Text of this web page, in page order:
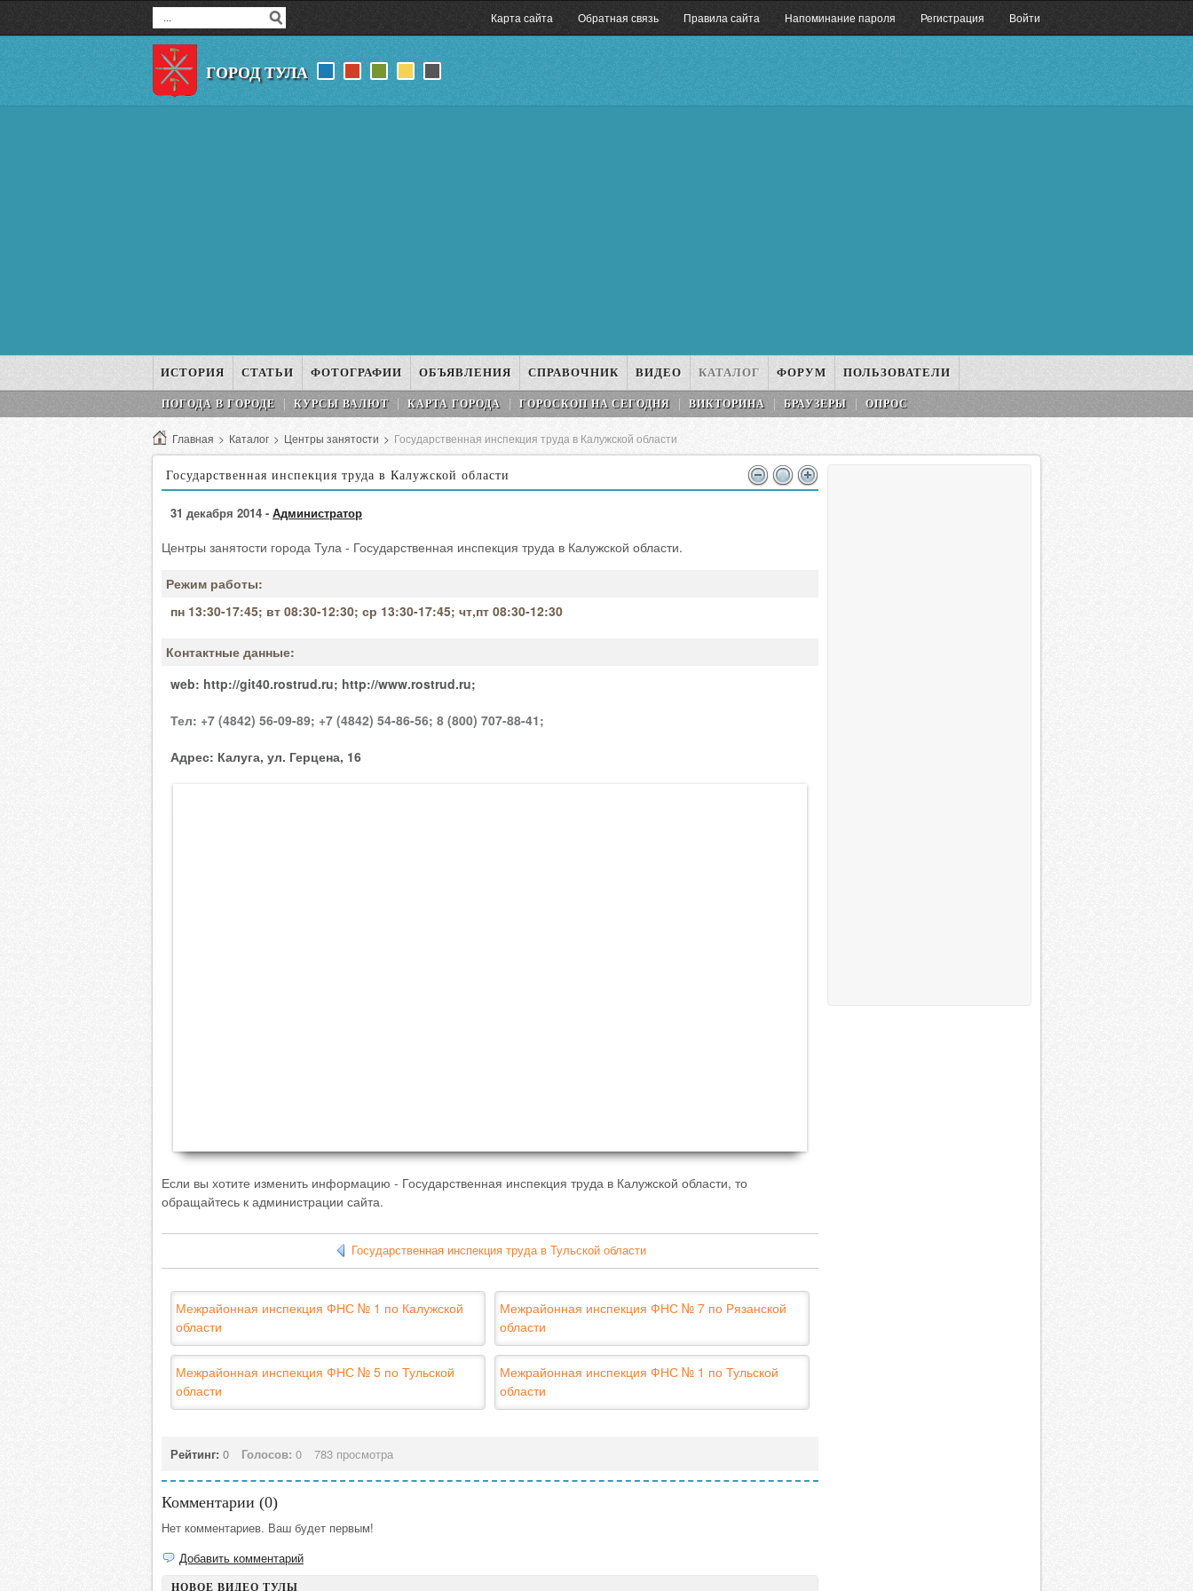
Карта сайта Обратная связь Правила сайта Напоминание пароля Регистрация Войти
ГОРОД ТУЛА
ИСТОРИЯ СТАТЬИ ФОТОГРАФИИ ОБЪЯВЛЕНИЯ СПРАВОЧНИК ВИДЕО КАТАЛОГ ФОРУМ ПОЛЬЗОВАТЕЛИ
ПОГОДА В ГОРОДЕ КУРСЫ ВАЛЮТ КАРТА ГОРОДА ГОРОСКОП НA СEГОДНЯ ВИКТОРИНА БРАУЗЕРЫ ОПРОС
Главная > Каталог > Центры занятости > Государственная инспекция труда в Калужской области
Государственная инспекция труда в Калужской области
31 декабря 2014 - Администратор
Центры занятости города Тула - Государственная инспекция труда в Калужской области.
Режим работы:
пн 13:30-17:45; вт 08:30-12:30; ср 13:30-17:45; чт,пт 08:30-12:30
Контактные данные:
web: http://git40.rostrud.ru; http://www.rostrud.ru;
Тел: +7 (4842) 56-09-89; +7 (4842) 54-86-56; 8 (800) 707-88-41;
Адрес: Калуга, ул. Герцена, 16
Если вы хотите изменить информацию - Государственная инспекция труда в Калужской области, то
обращайтесь к администрации сайта.
Государственная инспекция труда в Тульской области
Межрайонная инспекция ФНС № 1 по Калужской
области
Межрайонная инспекция ФНС № 7 по Рязанской
области
Межрайонная инспекция ФНС № 5 по Тульской
области
Межрайонная инспекция ФНС № 1 по Тульской
области
Рейтинг: 0 Голосов: 0 783 просмотра
Комментарии (0)
Нет комментариев. Ваш будет первым!
Добавить комментарий
НОВОЕ ВИДЕО ТУЛЫ